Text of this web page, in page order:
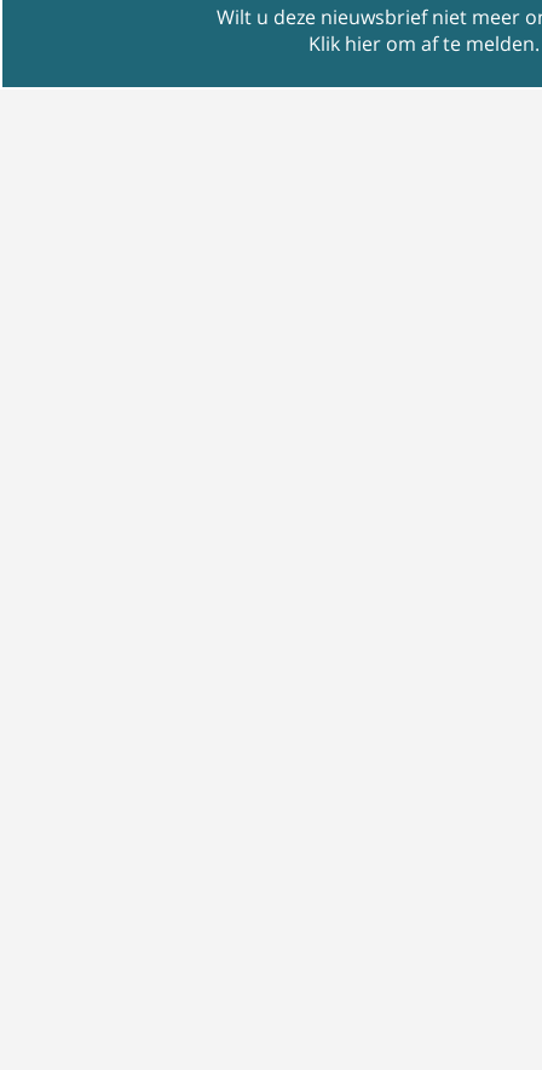
Wilt u deze nieuwsbrief niet meer
Klik hier om af te melden.